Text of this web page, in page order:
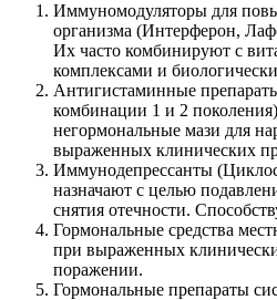
Иммуномодуляторы для
организма (Интерферон,
Их часто комбинируют с
комплексами и
Антигистаминные
комбинации 1 и 2
негормональные мази для
выраженных клинических
Иммунодепрессанты
назначают с целью
снятия отечности.
Гормональные средства
при выраженных
поражении.
Гормональные препараты